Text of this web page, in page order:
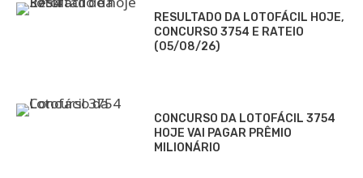
RESULTADO DA LOTOFÁCIL HOJE,
CONCURSO 3754 E RATEIO
(05/08/26)
CONCURSO DA LOTOFÁCIL 3754
HOJE VAI PAGAR PRÊMIO
MILIONÁRIO